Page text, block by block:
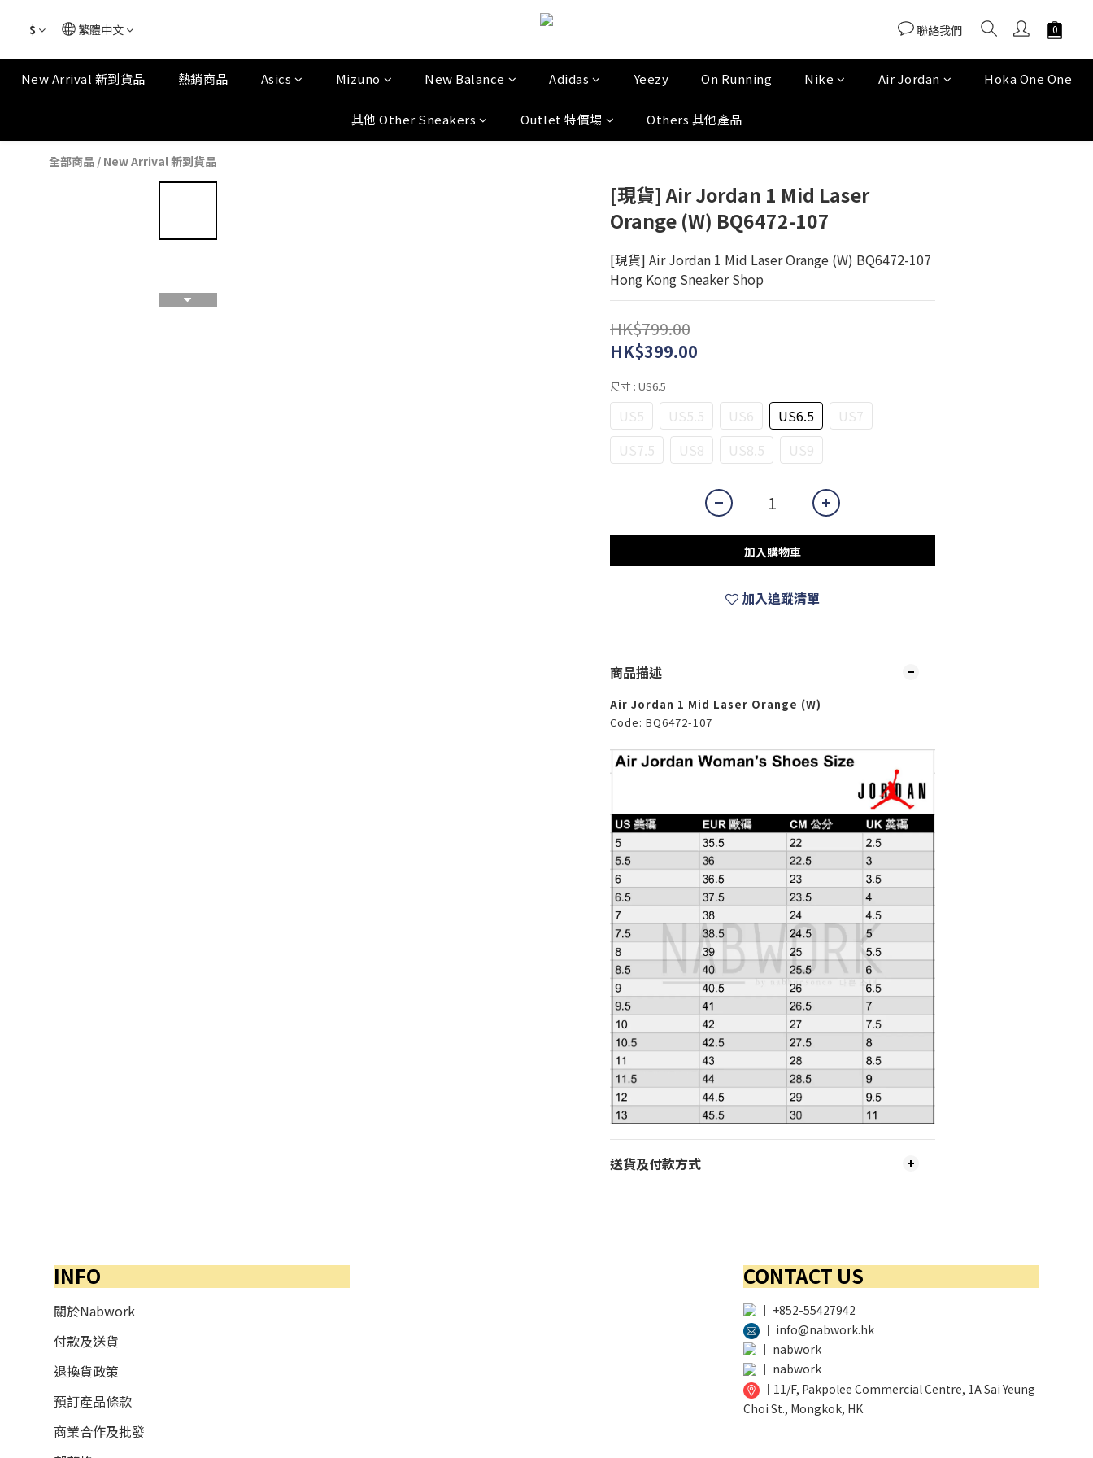
$ 繁體中文 聯絡我們
New Arrival 新到貨品 熱銷商品 Asics Mizuno New Balance Adidas Yeezy On Running Nike Air Jordan Hoka One One
其他 Other Sneakers Outlet 特價場 Others 其他產品
全部商品 / New Arrival 新到貨品
[現貨] Air Jordan 1 Mid Laser
Orange (W) BQ6472-107
[現貨] Air Jordan 1 Mid Laser Orange (W) BQ6472-107
Hong Kong Sneaker Shop
HK$799.00
HK$399.00
尺寸 : US6.5
US5 US5.5 US6 US6.5
US7
US7.5
US8 US8.5 US9
加入購物車
加入追蹤清單
商品描述
Air Jordan 1 Mid Laser Orange (W)
Code: BQ6472-107
送貨及付款方式
INFO
關於Nabwork
付款及送貨
退換貨政策
預訂產品條款
商業合作及批發
CONTACT US
│ +852-55427942
│ info@nabwork.hk
│ nabwork
│ nabwork
│ 11/F, Pakpolee Commercial Centre, 1A Sai Yeung
Choi St., Mongkok, HK